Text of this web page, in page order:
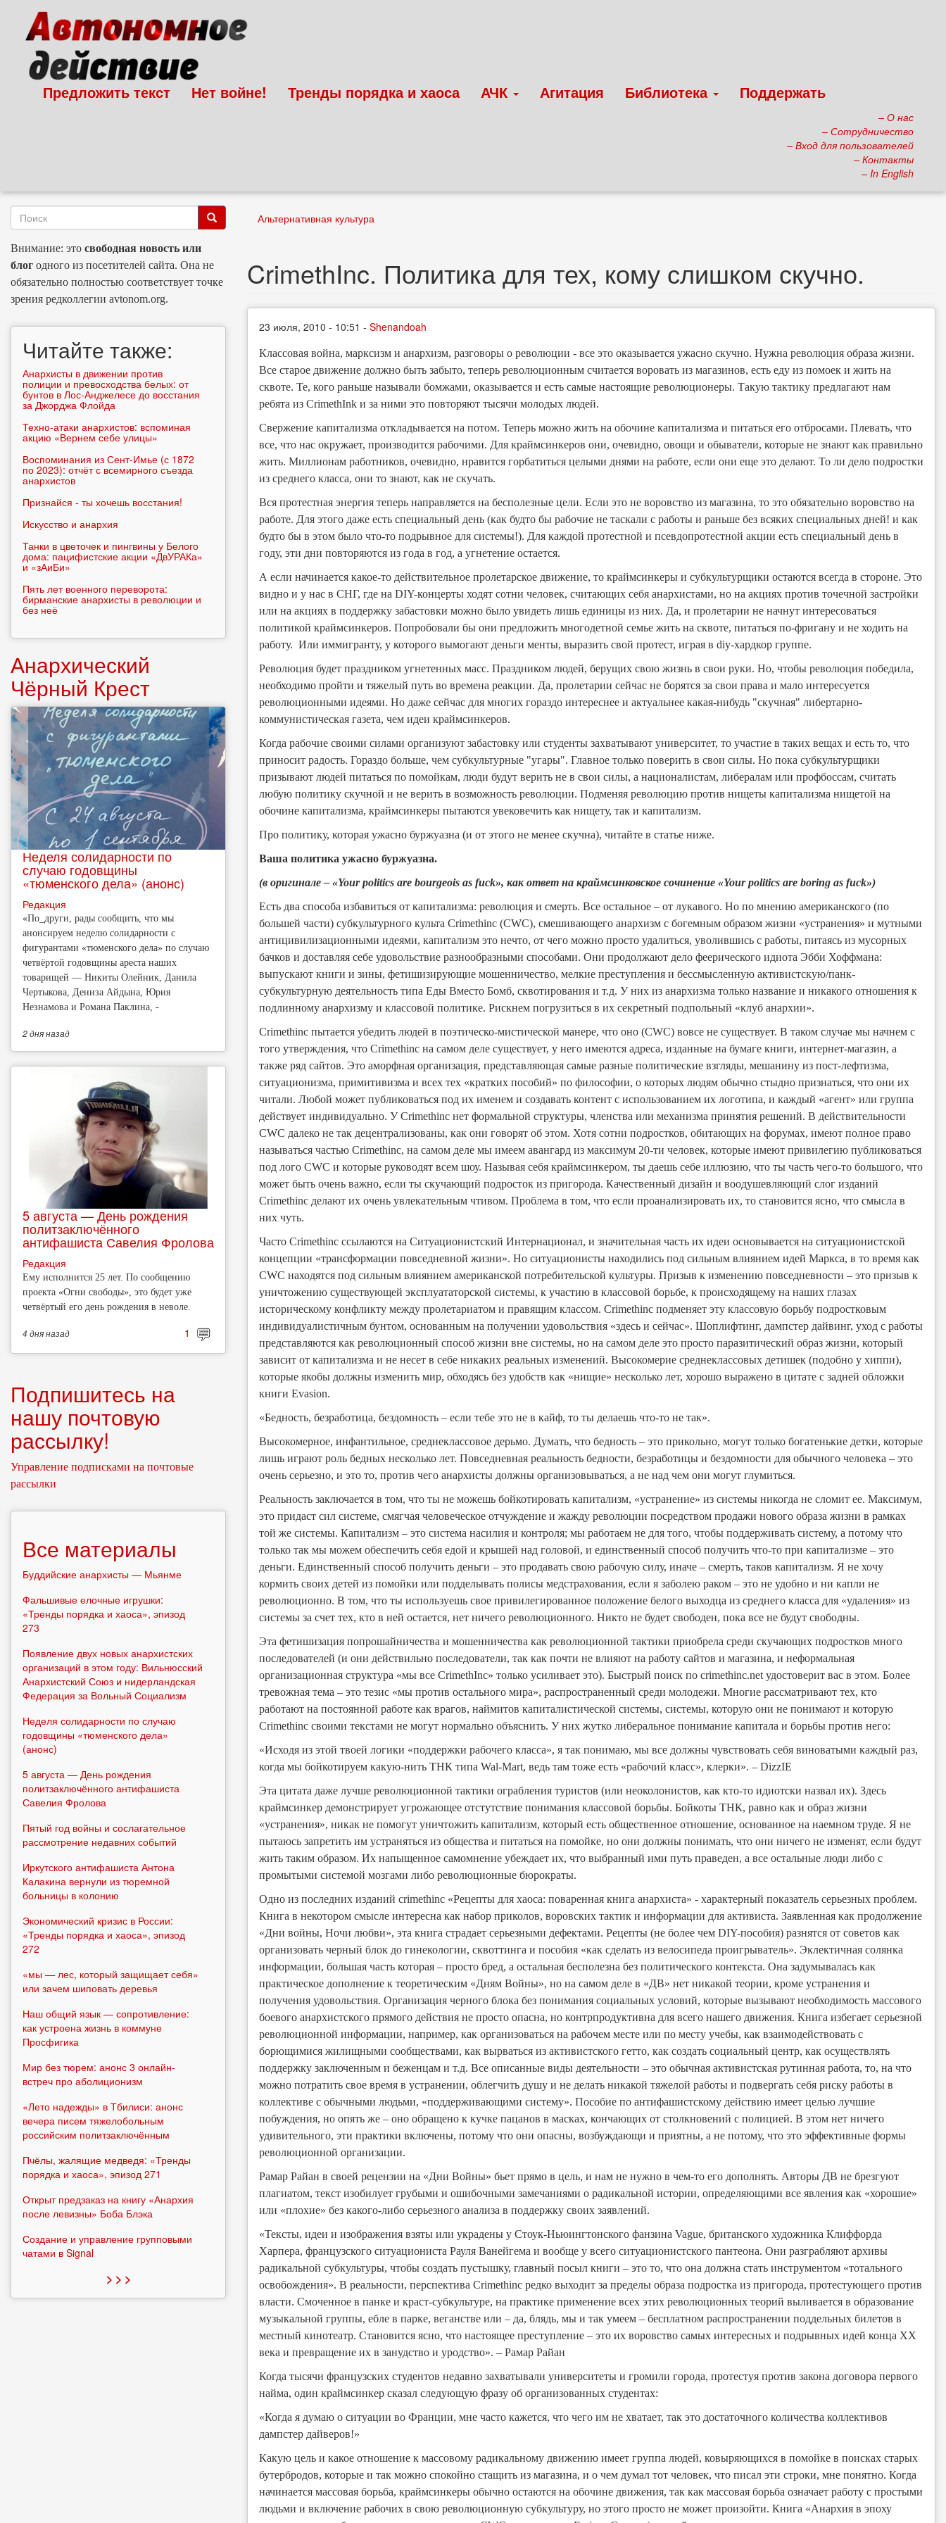
Предложить текст Нет войне! Тренды порядка и хаоса АЧК Агитация Библиотека Поддержать
– О нас
– Сотрудничество
– Вход для пользователей
– Контакты
– In English
Альтернативная культура
CrimethInc. Политика для тех, кому слишком скучно.
23 июля, 2010 - 10:51 - Shenandoah
Классовая война, марксизм и анархизм, разговоры о революции - все это оказывается ужасно скучно. Нужна революция образа жизни.
Все старое движение должно быть забыто, теперь революционным считается воровать из магазинов, есть еду из помоек и жить на
сквоте. Те, кого раньше называли бомжами, оказывается и есть самые настоящие революционеры. Такую тактику предлагают нам
ребята из CrimethInk и за ними это повторяют тысячи молодых людей.
Свержение капитализма откладывается на потом. Теперь можно жить на обочине капитализма и питаться его отбросами. Плевать, что
все, что нас окружает, производится рабочими. Для краймсинкеров они, очевидно, овощи и обыватели, которые не знают как правильно
жить. Миллионам работников, очевидно, нравится горбатиться целыми днями на работе, если они еще это делают. То ли дело подростки
из среднего класса, они то знают, как не скучать.
Вся протестная энергия теперь направляется на бесполезные цели. Если это не воровство из магазина, то это обязательно воровство на
работе. Для этого даже есть специальный день (как будто бы рабочие не таскали с работы и раньше без всяких специальных дней! и как
будто бы в этом было что-то подрывное для системы!). Для каждой протестной и псевдопротестной акции есть специальный день в
году, эти дни повторяются из года в год, а угнетение остается.
А если начинается какое-то действительное пролетарское движение, то краймсинкеры и субкультурщики остаются всегда в стороне. Это
видно и у нас в СНГ, где на DIY-концерты ходят сотни человек, считающих себя анархистами, но на акциях против точечной застройки
или на акциях в поддержку забастовки можно было увидеть лишь единицы из них. Да, и пролетарии не начнут интересоваться
политикой краймсинкеров. Попробовали бы они предложить многодетной семье жить на сквоте, питаться по-фригану и не ходить на
работу. Или иммигранту, у которого вымогают деньги менты, выразить свой протест, играя в diy-хардкор группе.
Революция будет праздником угнетенных масс. Праздником людей, берущих свою жизнь в свои руки. Но, чтобы революция победила,
необходимо пройти и тяжелый путь во времена реакции. Да, пролетарии сейчас не борятся за свои права и мало интересуется
революционными идеями. Но даже сейчас для многих гораздо интереснее и актуальнее какая-нибудь "скучная" либертарно-
коммунистическая газета, чем идеи краймсинкеров.
Когда рабочие своими силами организуют забастовку или студенты захватывают университет, то участие в таких вещах и есть то, что
приносит радость. Гораздо больше, чем субкультурные "угары". Главное только поверить в свои силы. Но пока субкультурщики
призывают людей питаться по помойкам, люди будут верить не в свои силы, а националистам, либералам или профбоссам, считать
любую политику скучной и не верить в возможность революции. Подменяя революцию против нищеты капитализма нищетой на
обочине капитализма, краймсинкеры пытаются увековечить как нищету, так и капитализм.
Про политику, которая ужасно буржуазна (и от этого не менее скучна), читайте в статье ниже.
Ваша политика ужасно буржуазна.
(в оригинале – «Your politics are bourgeois as fuck», как ответ на краймсинковское сочинение «Your politics are boring as fuck»)
Есть два способа избавиться от капитализма: революция и смерть. Все остальное – от лукавого. Но по мнению американского (по
большей части) субкультурного культа Crimethinc (CWC), смешивающего анархизм с богемным образом жизни «устранения» и мутными
антицивилизационными идеями, капитализм это нечто, от чего можно просто удалиться, уволившись с работы, питаясь из мусорных
бачков и доставляя себе удовольствие разнообразными способами. Они продолжают дело феерического идиота Эбби Хоффмана:
выпускают книги и зины, фетишизирующие мошенничество, мелкие преступления и бессмысленную активистскую/панк-
субкультурную деятельность типа Еды Вместо Бомб, сквотирования и т.д. У них из анархизма только название и никакого отношения к
подлинному анархизму и классовой политике. Рискнем погрузиться в их секретный подпольный «клуб анархии».
Crimethinc пытается убедить людей в поэтическо-мистической манере, что оно (CWC) вовсе не существует. В таком случае мы начнем с
того утверждения, что Crimethinc на самом деле существует, у него имеются адреса, изданные на бумаге книги, интернет-магазин, а
также ряд сайтов. Это аморфная организация, представляющая самые разные политические взгляды, мешанину из пост-лефтизма,
ситуационизма, примитивизма и всех тех «кратких пособий» по философии, о которых людям обычно стыдно признаться, что они их
читали. Любой может публиковаться под их именем и создавать контент с использованием их логотипа, и каждый «агент» или группа
действует индивидуально. У Crimethinc нет формальной структуры, членства или механизма принятия решений. В действительности
CWC далеко не так децентрализованы, как они говорят об этом. Хотя сотни подростков, обитающих на форумах, имеют полное право
называться частью Crimethinc, на самом деле мы имеем авангард из максимум 20-ти человек, которые имеют привилегию публиковаться
под лого CWC и которые руководят всем шоу. Называя себя краймсинкером, ты даешь себе иллюзию, что ты часть чего-то большого, что
может быть очень важно, если ты скучающий подросток из пригорода. Качественный дизайн и воодушевляющий слог изданий
Crimethinc делают их очень увлекательным чтивом. Проблема в том, что если проанализировать их, то становится ясно, что смысла в
них чуть.
Часто Crimethinc ссылаются на Ситуационистский Интернационал, и значительная часть их идеи основывается на ситуационистской
концепции «трансформации повседневной жизни». Но ситуационисты находились под сильным влиянием идей Маркса, в то время как
CWC находятся под сильным влиянием американской потребительской культуры. Призыв к изменению повседневности – это призыв к
уничтожению существующей эксплуататорской системы, к участию в классовой борьбе, к происходящему на наших глазах
историческому конфликту между пролетариатом и правящим классом. Crimethinc подменяет эту классовую борьбу подростковым
индивидуалистичным бунтом, основанным на получении удовольствия «здесь и сейчас». Шоплифтинг, дампстер дайвинг, уход с работы
представляются как революционный способ жизни вне системы, но на самом деле это просто паразитический образ жизни, который
зависит от капитализма и не несет в себе никаких реальных изменений. Высокомерие среднеклассовых детишек (подобно у хиппи),
которые якобы должны изменить мир, обходясь без удобств как «нищие» несколько лет, хорошо выражено в цитате с задней обложки
книги Evasion.
«Бедность, безработица, бездомность – если тебе это не в кайф, то ты делаешь что-то не так».
Высокомерное, инфантильное, среднеклассовое дерьмо. Думать, что бедность – это прикольно, могут только богатенькие детки, которые
лишь играют роль бедных несколько лет. Повседневная реальность бедности, безработицы и бездомности для обычного человека – это
очень серьезно, и это то, против чего анархисты должны организовываться, а не над чем они могут глумиться.
Реальность заключается в том, что ты не можешь бойкотировать капитализм, «устранение» из системы никогда не сломит ее. Максимум,
это придаст сил системе, смягчая человеческое отчуждение и жажду революции посредством продажи нового образа жизни в рамках
той же системы. Капитализм – это система насилия и контроля; мы работаем не для того, чтобы поддерживать систему, а потому что
только так мы можем обеспечить себя едой и крышей над головой, и единственный способ получить что-то при капитализме – это
деньги. Единственный способ получить деньги – это продавать свою рабочую силу, иначе – смерть, таков капитализм. Я не хочу
кормить своих детей из помойки или подделывать полисы медстрахования, если я заболею раком – это не удобно и ни капли не
революционно. В том, что ты используешь свое привилегированное положение белого выходца из среднего класса для «удаления» из
системы за счет тех, кто в ней остается, нет ничего революционного. Никто не будет свободен, пока все не будут свободны.
Эта фетишизация попрошайничества и мошенничества как революционной тактики приобрела среди скучающих подростков много
последователей (и они действильно последователи, так как почти не влияют на работу сайтов и магазина, и неформальная
организационная структура «мы все CrimethInc» только усиливает это). Быстрый поиск по crimethinc.net удостоверит вас в этом. Более
тревожная тема – это тезис «мы против остального мира», распространенный среди молодежи. Многие рассматривают тех, кто
работают на постоянной работе как врагов, наймитов капиталистической системы, системы, которую они не понимают и которую
Crimethinc своими текстами не могут нормально объяснить. У них жутко либеральное понимание капитала и борьбы против него:
«Исходя из этой твоей логики «поддержки рабочего класса», я так понимаю, мы все должны чувствовать себя виноватыми каждый раз,
когда мы бойкотируем какую-нить ТНК типа Wal-Mart, ведь там тоже есть «рабочий класс», клерки». – DizzIE
Эта цитата даже лучше революционной тактики ограбления туристов (или неоколонистов, как кто-то идиотски назвал их). Здесь
краймсинкер демонстрирует угрожающее отстутствие понимания классовой борьбы. Бойкоты ТНК, равно как и образ жизни
«устранения», никак не помогут уничтожить капитализм, который есть общественное отношение, основанное на наемном труде. Я не
пытаюсь запретить им устраняться из общества и питаться на помойке, но они должны понимать, что они ничего не изменят, если будут
жить таким образом. Их напыщенное самомнение убеждает их, что выбранный ими путь праведен, а все остальные люди либо с
промытыми системой мозгами либо революционные бюрократы.
Одно из последних изданий crimethinc «Рецепты для хаоса: поваренная книга анархиста» - характерный показатель серьезных проблем.
Книга в некотором смысле интересна как набор приколов, воровских тактик и информации для активиста. Заявленная как продолжение
«Дни войны, Ночи любви», эта книга страдает серьезными дефектами. Рецепты (не более чем DIY-пособия) разнятся от советов как
организовать черный блок до гинекологии, сквоттинга и пособия «как сделать из велосипеда проигрыватель». Эклектичная солянка
информации, большая часть которая – просто бред, а остальная бесполезна без политического контекста. Она задумывалась как
практическое дополнение к теоретическим «Дням Войны», но на самом деле в «ДВ» нет никакой теории, кроме устранения и
получения удовольствия. Организация черного блока без понимания социальных условий, которые вызывают необходимость массового
боевого анархистского прямого действия не просто опасна, но контрпродуктивна для всего нашего движения. Книга избегает серьезной
революционной информации, например, как организоваться на рабочем месте или по месту учебы, как взаимодействовать с
борющимися жилищными сообществами, как вырваться из активистского гетто, как создать социальный центр, как осуществлять
поддержку заключенным и беженцам и т.д. Все описанные виды деятельности – это обычная активистская рутинная работа, то, на что
можно потратить свое время в устранении, облегчить душу и не делать никакой тяжелой работы и подвергать себя риску работы в
коллективе с обычными людьми, «поддерживающими систему». Пособие по антифашистскому действию имеет целью лучшие
побуждения, но опять же – оно обращено к кучке пацанов в масках, кончающих от столкновений с полицией. В этом нет ничего
удивительного, эти практики включены, потому что они опасны, возбуждающи и приятны, а не потому, что это эффективные формы
революционной организации.
Рамар Райан в своей рецензии на «Дни Войны» бьет прямо в цель, и нам не нужно в чем-то его дополнять. Авторы ДВ не брезгуют
плагиатом, текст изобилует грубыми и ошибочными замечаниями о радикальной истории, определяющими все явления как «хорошие»
или «плохие» без какого-либо серьезного анализа в поддержку своих заявлений.
«Тексты, идеи и изображения взяты или украдены у Стоук-Ньюингтонского фанзина Vague, британского художника Клиффорда
Харпера, французского ситуациониста Рауля Ванейгема и вообще у всего ситуационистского пантеона. Они разграбляют архивы
радикальной субкультуры, чтобы создать пустышку, главный посыл книги – это то, что она должна стать инструментом «тотального
освобождения». В реальности, перспектива Crimethinc редко выходит за пределы образа подростка из пригорода, протестующего против
власти. Смоченное в панке и краст-субкультуре, на практике применение всех этих революционных теорий выливается в образование
музыкальной группы, ебле в парке, веганстве или – да, блядь, мы и так умеем – бесплатном распространении поддельных билетов в
местный кинотеатр. Становится ясно, что настоящее преступление – это их воровство самых интересных и подрывных идей конца XX
века и превращение их в занудство и уродство». – Рамар Райан
Когда тысячи французских студентов недавно захватывали университеты и громили города, протестуя против закона договора первого
найма, один краймсинкер сказал следующую фразу об организованных студентах:
«Когда я думаю о ситуации во Франции, мне часто кажется, что чего им не хватает, так это достаточного количества коллективов
дампстер дайверов!»
Какую цель и какое отношение к массовому радикальному движению имеет группа людей, ковыряющихся в помойке в поисках старых
бутербродов, которые и так можно спокойно стащить из магазина, и о чем думал тот человек, что писал эти строки, мне понятно. Когда
начинается массовая борьба, краймсинкеры обычно остаются на обочине движения, так как массовая борьба означает работу с простыми
людьми и включение рабочих в свою революционную субкультуру, но этого просто не может произойти. Книга «Анархия в эпоху
Форма поиска
Внимание: это свободная новость или
блог одного из посетителей сайта. Она не
обязательно полностью соответствует точке
зрения редколлегии avtonom.org.
Читайте также:
Анархисты в движении против
полиции и превосходства белых: от
бунтов в Лос-Анджелесе до восстания
за Джорджа Флойда
Техно-атаки анархистов: вспоминая
акцию «Вернем себе улицы»
Воспоминания из Сент-Имье (с 1872
по 2023): отчёт с всемирного съезда
анархистов
Признайся - ты хочешь восстания!
Искусство и анархия
Танки в цветочек и пингвины у Белого
дома: пацифистские акции «ДвУРАКа»
и «зАиБи»
Пять лет военного переворота:
бирманские анархисты в революции и
без неё
Анархический
Чёрный Крест
Неделя солидарности по
случаю годовщины
«тюменского дела» (анонс)
Редакция
​«По_други, рады сообщить, что мы
анонсируем неделю солидарности с
фигурантами «тюменского дела» по случаю
четвёртой годовщины ареста наших
товарищей — Никиты Олейник, Данила
Чертыкова, Дениза Айдына, Юрия
Незнамова и Романа Паклина, -
2 дняназад
5 августа — День рождения
политзаключённого
антифашиста Савелия Фролова
Редакция
Ему исполнится 25 лет. По сообщению
проекта «Огни свободы», это будет уже
четвёртый его день рождения в неволе.
4 дняназад 1
Подпишитесь на
нашу почтовую
рассылку!
Управление подписками на почтовые
рассылки
Все материалы
Буддийские анархисты — Мьянме
Фальшивые елочные игрушки:
«Тренды порядка и хаоса», эпизод
273
Появление двух новых анархистских
организаций в этом году: Вильнюсский
Анархистский Союз и нидерландская
Федерация за Вольный Социализм
Неделя солидарности по случаю
годовщины «тюменского дела»
(анонс)
5 августа — День рождения
политзаключённого антифашиста
Савелия Фролова
Пятый год войны и сослагательное
рассмотрение недавних событий
Иркутского антифашиста Антона
Калакина вернули из тюремной
больницы в колонию
Экономический кризис в России:
«Тренды порядка и хаоса», эпизод
272
«мы — лес, который защищает себя»
или зачем шиповать деревья
Наш общий язык — сопротивление:
как устроена жизнь в коммуне
Просфигика
Мир без тюрем: анонс 3 онлайн-
встреч про аболиционизм
«Лето надежды» в Тбилиси: анонс
вечера писем тяжелобольным
российским политзаключённым
Пчёлы, жалящие медведя: «Тренды
порядка и хаоса», эпизод 271
Открыт предзаказ на книгу «Анархия
после левизны» Боба Блэка
Создание и управление групповыми
чатами в Signal
> > >